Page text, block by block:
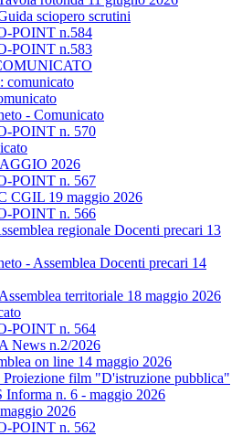
sciopero scrutini
POINT n.584
POINT n.583
comunicato
- Comunicato
POINT n. 570
2026
POINT n. 567
CGIL 19 maggio 2026
POINT n. 566
regionale Docenti precari 13
- Assemblea Docenti precari 14
territoriale 18 maggio 2026
POINT n. 564
News n.2/2026
on line 14 maggio 2026
Proiezione film "D'istruzione pubblica"
n. 6 - maggio 2026
2026
POINT n. 562